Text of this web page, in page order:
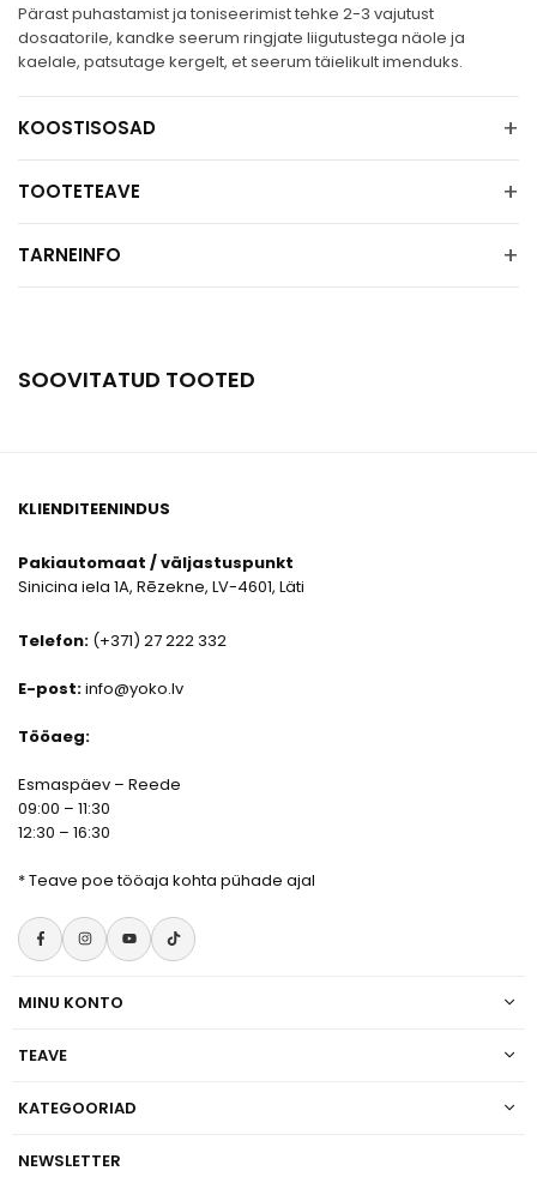
Pärast puhastamist ja toniseerimist tehke 2-3 vajutust
dosaatorile, kandke seerum ringjate liigutustega näole ja
kaelale, patsutage kergelt, et seerum täielikult imenduks.
KOOSTISOSAD +
TOOTETEAVE +
TARNEINFO +
SOOVITATUD TOOTED
KLIENDITEENINDUS
Pakiautomaat / väljastuspunkt
Sinicina iela 1A, Rēzekne, LV-4601, Läti
Telefon: (+371) 27 222 332
E-post:info@yoko.lv
Tööaeg:
Esmaspäev – Reede
09:00 – 11:30
12:30 – 16:30
*Teave poe tööaja kohta pühade ajal
FacebookInstagramYouTube
TikTok
MINU KONTO
TEAVE
KATEGOORIAD
NEWSLETTER